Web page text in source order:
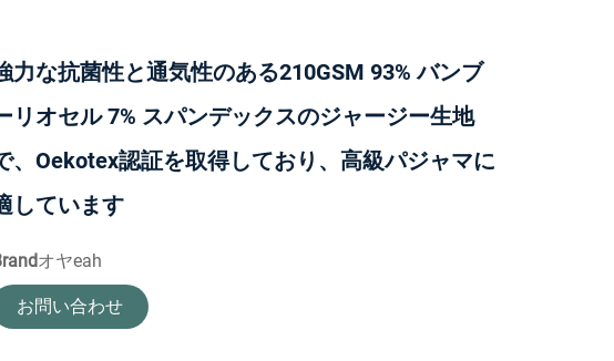
力な抗菌性と通気性のある210GSM 93% バンブ
リオセル 7% スパンデックスのジャージー生地
、Oekotex認証を取得しており、高級パジャマに
しています
オヤeah
お問い合わせ